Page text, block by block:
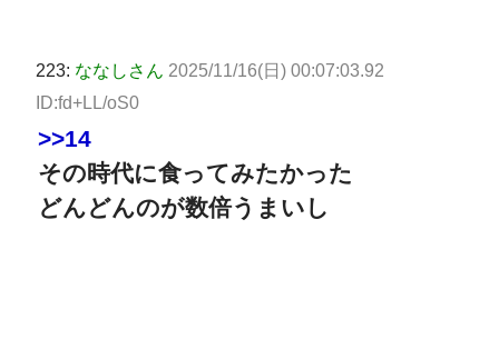
223: ななしさん 2025/11/16(日) 00:07:03.92
ID:fd+LL/oS0
>>14
その時代に食ってみたかった
どんどんのが数倍うまいし